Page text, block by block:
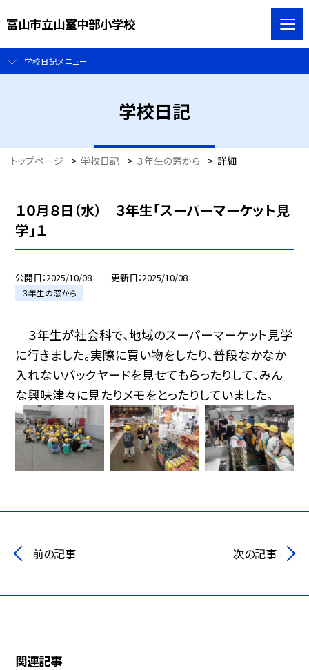
富山市立山室中部小学校
学校日記メニュー
学校日記
トップページ > 学校日記 > ３年生の窓から > 詳細
１０月８日（水） ３年生「スーパーマーケット見
学」１
公開日 2025/10/08 更新日 2025/10/08
３年生の窓から
３年生が社会科で、地域のスーパーマーケット見学
に行きました。実際に買い物をしたり、普段なかなか
入れないバックヤードを見せてもらったりして、みん
な興味津々に見たりメモをとったりしていました。
前の記事 次の記事
関連記事